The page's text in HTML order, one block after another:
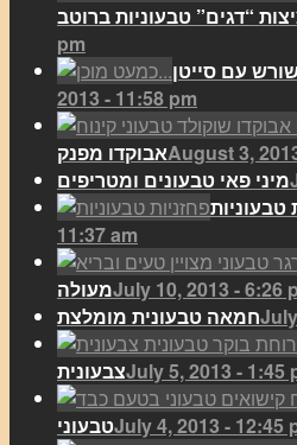
pm
עם סייטן
2013 - 11:58 pm
אבוקדו מפנקAugust 3,
מיני פאי טבעונים ומטריפים
טבעוניות
11:37 am
מעולהJuly 10, 2013 - 6:26
חמאה טבעונית מומלצת
צבעוניתJuly 5, 2013 - 1:45
טבעוניJuly 4, 2013 - 12:45